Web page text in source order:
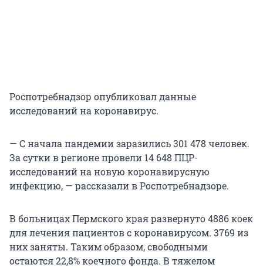
Роспотребнадзор опубликовал данные
исследований на коронавирус.
— С начала пандемии заразились 301 478 человек.
За сутки в регионе провели 14 648 ПЦР-
исследований на новую коронавирусную
инфекцию, — рассказали в Роспотребнадзоре.
В больницах Пермского края развернуто 4886 коек
для лечения пациентов с коронавирусом. 3769 из
них заняты. Таким образом, свободными
остаются 22,8% коечного фонда. В тяжелом